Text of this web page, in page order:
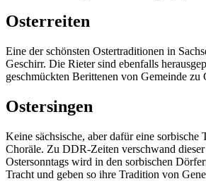
Osterreiten
Eine der schönsten Ostertraditionen in
Geschirr. Die Rieter sind ebenfalls
geschmückten Berittenen von Gemeinde
Ostersingen
Keine sächsische, aber dafür eine
Choräle. Zu DDR-Zeiten verschwand
Ostersonntags wird in den sorbischen
Tracht und geben so ihre Tradition von